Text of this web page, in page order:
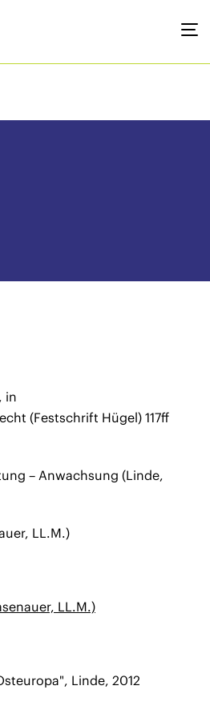
in
(Festschrift Hügel) 117ff
– Anwachsung (Linde,
LL.M.)
LL.M.)
Linde, 2012